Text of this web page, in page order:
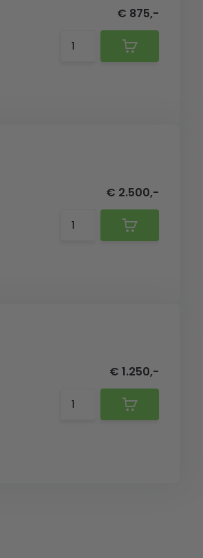
€ 875,-
€ 2.500,-
€ 1.250,-